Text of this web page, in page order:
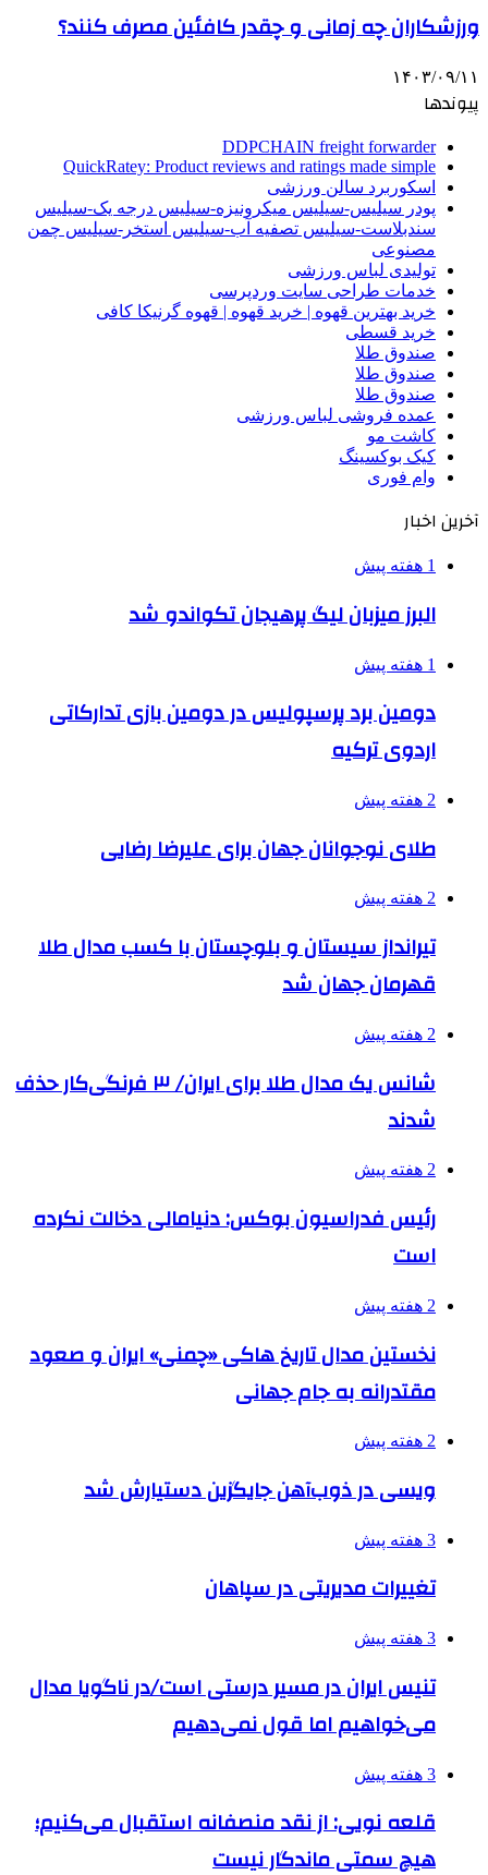
ورزشکاران چه زمانی و چقدر کافئین مصرف کنند؟
۱۴۰۳/۰۹/۱۱
پیوندها
DDPCHAIN freight forwarder
QuickRatey: Product reviews and ratings made simple
اسکوربرد سالن ورزشی
پودر سیلیس-سیلیس میکرونیزه-سیلیس درجه یک-سیلیس
سندبلاست-سیلیس تصفیه آب-سیلیس استخر-سیلیس چمن
مصنوعی
تولیدی لباس ورزشی
خدمات طراحی سایت وردپرسی
خرید بهترین قهوه | خرید قهوه | قهوه گرنیکا کافی
خرید قسطی
صندوق طلا
صندوق طلا
صندوق طلا
عمده فروشی لباس ورزشی
کاشت مو
کیک بوکسینگ
وام فوری
آخرین اخبار
1 هفته پیش
البرز میزبان لیگ پرهیجان تکواندو شد
1 هفته پیش
دومین برد پرسپولیس در دومین بازی تدارکاتی
اردوی ترکیه
2 هفته پیش
طلای نوجوانان جهان برای علیرضا رضایی
2 هفته پیش
تیرانداز سیستان و بلوچستان با کسب مدال طلا
قهرمان جهان شد
2 هفته پیش
شانس یک مدال طلا برای ایران/ ۳ فرنگی‌کار حذف
شدند
2 هفته پیش
رئیس فدراسیون بوکس: دنیامالی دخالت نکرده
است
2 هفته پیش
نخستین مدال تاریخ هاکی «چمنی» ایران و صعود
مقتدرانه به جام جهانی
2 هفته پیش
ویسی در ذوب‌آهن جایگزین دستیارش شد
3 هفته پیش
تغییرات مدیریتی در سپاهان
3 هفته پیش
تنیس ایران در مسیر درستی است/در ناگویا مدال
می‌خواهیم اما قول نمی‌دهیم
3 هفته پیش
قلعه نویی: از نقد منصفانه استقبال می‌کنیم؛
هیچ سمتی ماندگار نیست